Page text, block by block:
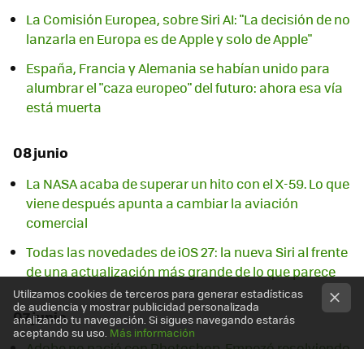
La Comisión Europea, sobre Siri AI: "La decisión de no
lanzarla en Europa es de Apple y solo de Apple"
España, Francia y Alemania se habían unido para
alumbrar el "caza europeo" del futuro: ahora esa vía
está muerta
08 junio
La NASA acaba de superar un hito con el X-59. Lo que
viene después apunta a cambiar la aviación
comercial
Todas las novedades de iOS 27: la nueva Siri al frente
de una actualización más grande de lo que parece
07 junio
Utilizamos cookies de terceros para generar estadísticas
de audiencia y mostrar publicidad personalizada
analizando tu navegación. Si sigues navegando estarás
aceptando su uso. Más información